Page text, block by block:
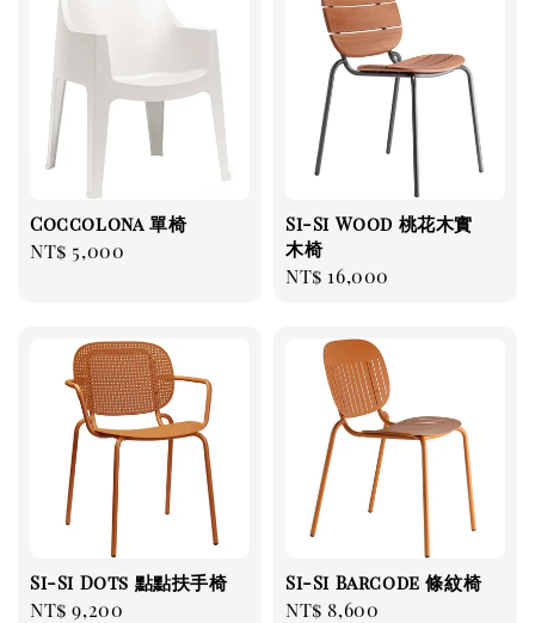
Coccolona 單椅
Regular
NT$ 5,000
Si-Si Wood 桃花木實
木椅
Regular
NT$ 16,000
Si-Si Dots 點點扶手椅
Regular
NT$ 9,200
Si-Si Barcode 條紋椅
Regular
NT$ 8,600